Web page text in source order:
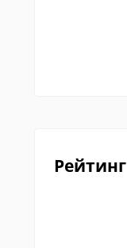
Рейтинг